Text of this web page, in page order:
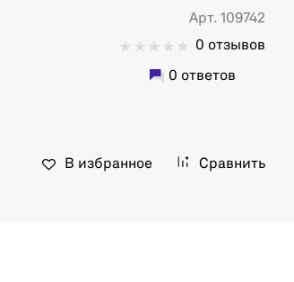
Арт. 109742
0 отзывов
0 ответов
В избранное Сравнить